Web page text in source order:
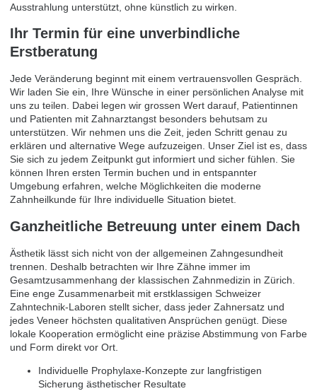
Ausstrahlung unterstützt, ohne künstlich zu wirken.
Ihr Termin für eine unverbindliche
Erstberatung
Jede Veränderung beginnt mit einem vertrauensvollen Gespräch.
Wir laden Sie ein, Ihre Wünsche in einer persönlichen Analyse mit
uns zu teilen. Dabei legen wir grossen Wert darauf, Patientinnen
und Patienten mit Zahnarztangst besonders behutsam zu
unterstützen. Wir nehmen uns die Zeit, jeden Schritt genau zu
erklären und alternative Wege aufzuzeigen. Unser Ziel ist es, dass
Sie sich zu jedem Zeitpunkt gut informiert und sicher fühlen. Sie
können Ihren ersten Termin buchen und in entspannter
Umgebung erfahren, welche Möglichkeiten die moderne
Zahnheilkunde für Ihre individuelle Situation bietet.
Ganzheitliche Betreuung unter einem Dach
Ästhetik lässt sich nicht von der allgemeinen Zahngesundheit
trennen. Deshalb betrachten wir Ihre Zähne immer im
Gesamtzusammenhang der klassischen Zahnmedizin in Zürich
Eine enge Zusammenarbeit mit erstklassigen Schweizer
Zahntechnik-Laboren stellt sicher, dass jeder Zahnersatz und
jedes Veneer höchsten qualitativen Ansprüchen genügt. Diese
lokale Kooperation ermöglicht eine präzise Abstimmung von Farbe
und Form direkt vor Ort.
Individuelle Prophylaxe-Konzepte zur langfristigen
Sicherung ästhetischer Resultate